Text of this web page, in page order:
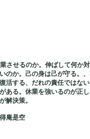
させるのか。伸ばして何か
のか。己の身は己が守る。
活する、だれの責任ではない
ある。休業を強いるのが正
解決策。
是空